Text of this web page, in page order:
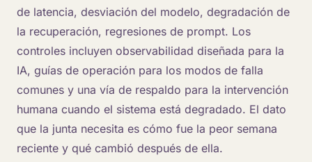
de latencia, desviación del modelo, degradación de
la recuperación, regresiones de prompt. Los
controles incluyen observabilidad diseñada para la
IA, guías de operación para los modos de falla
comunes y una vía de respaldo para la intervención
humana cuando el sistema está degradado. El dato
que la junta necesita es cómo fue la peor semana
reciente y qué cambió después de ella.